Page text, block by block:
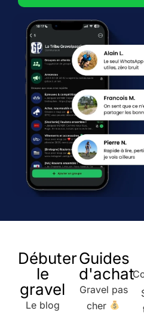
Débuter
le
gravel
Le blog
Guides
d'achat
Gravel pas
cher